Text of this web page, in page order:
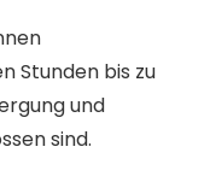
Stunden bis zu
und
sind.